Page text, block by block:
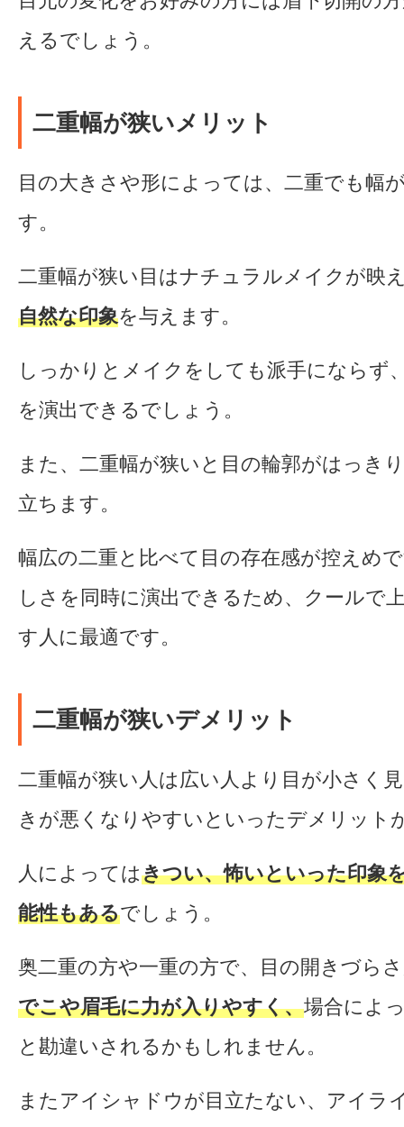
えるでしょう。
二重幅が狭いメリット
目の大きさや形によっては、二重でも幅
す。
二重幅が狭い目はナチュラルメイクが映
自然な印象を与えます。
しっかりとメイクをしても派手にならず
を演出できるでしょう。
また、二重幅が狭いと目の輪郭がはっき
立ちます。
幅広の二重と比べて目の存在感が控えめ
しさを同時に演出できるため、クールで
す人に最適です。
二重幅が狭いデメリット
二重幅が狭い人は広い人より目が小さく
きが悪くなりやすいといったデメリット
人によってはきつい、怖いといった印象
能性もあるでしょう。
奥二重の方や一重の方で、目の開きづら
でこや眉毛に力が入りやすく、場合によ
と勘違いされるかもしれません。
またアイシャドウが目立たない、アイラ